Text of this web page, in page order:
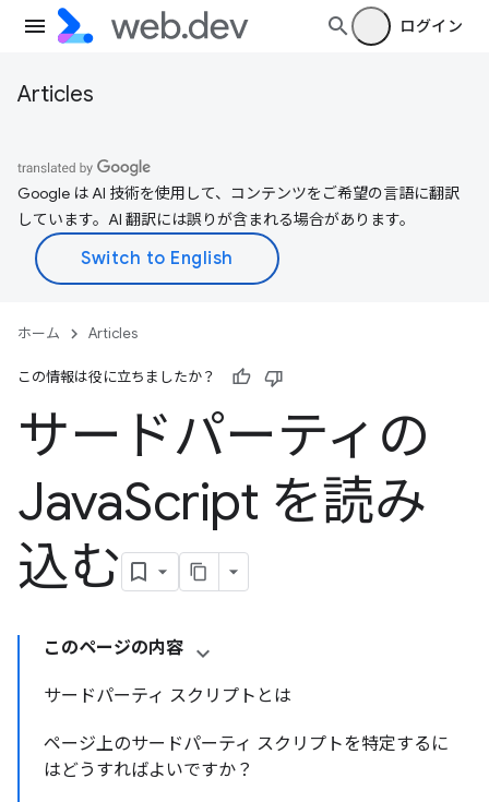
ログイン
Articles
Google は AI 技術を使用して、コンテンツをご希望の言語に翻訳
しています。AI 翻訳には誤りが含まれる場合があります。
ホーム Articles
この情報は役に立ちましたか？
サードパーティの
JavaScript を読み
込む
このページの内容
サードパーティ スクリプトとは
ページ上のサードパーティ スクリプトを特定するに
はどうすればよいですか？